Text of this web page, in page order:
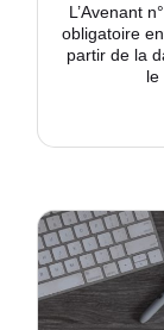
L’Avenant
obligatoire
partir de la
le